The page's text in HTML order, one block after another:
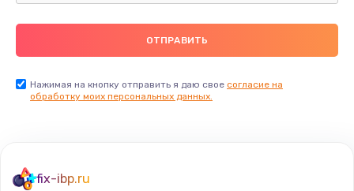
Нажимая на кнопку отправить я даю свое согласие на
обработку моих персональных данных.
fix-ibp.ru